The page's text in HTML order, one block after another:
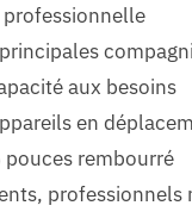
aux besoins
en
rembourré
professionnels